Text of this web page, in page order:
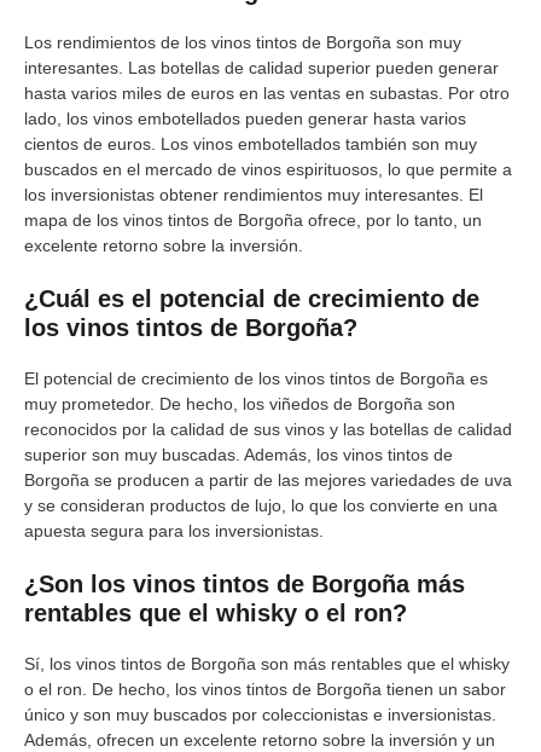
Los rendimientos de los vinos tintos de Borgoña son muy
interesantes. Las botellas de calidad superior pueden generar
hasta varios miles de euros en las ventas en subastas. Por otro
lado, los vinos embotellados pueden generar hasta varios
cientos de euros. Los vinos embotellados también son muy
buscados en el mercado de vinos espirituosos, lo que permite a
los inversionistas obtener rendimientos muy interesantes. El
mapa de los vinos tintos de Borgoña ofrece, por lo tanto, un
excelente retorno sobre la inversión.
¿Cuál es el potencial de crecimiento de
los vinos tintos de Borgoña?
El potencial de crecimiento de los vinos tintos de Borgoña es
muy prometedor. De hecho, los viñedos de Borgoña son
reconocidos por la calidad de sus vinos y las botellas de calidad
superior son muy buscadas. Además, los vinos tintos de
Borgoña se producen a partir de las mejores variedades de uva
y se consideran productos de lujo, lo que los convierte en una
apuesta segura para los inversionistas.
¿Son los vinos tintos de Borgoña más
rentables que el whisky o el ron?
Sí, los vinos tintos de Borgoña son más rentables que el whisky
o el ron. De hecho, los vinos tintos de Borgoña tienen un sabor
único y son muy buscados por coleccionistas e inversionistas.
Además, ofrecen un excelente retorno sobre la inversión y un